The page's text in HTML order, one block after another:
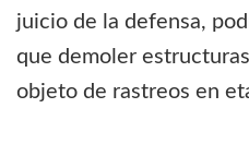
juicio de la defensa,
que demoler
objeto de rastreos en